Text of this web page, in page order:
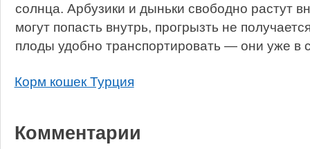
солнца. Арбузики и дыньки свободно растут
могут попасть внутрь, прогрызть не
плоды удобно транспортировать — они уже в
Корм кошек Турция
Комментарии